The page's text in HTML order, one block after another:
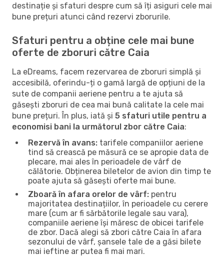
destinație și sfaturi despre cum să îți asiguri cele mai
bune prețuri atunci când rezervi zborurile.
Sfaturi pentru a obține cele mai bune
oferte de zboruri către Caia
La eDreams, facem rezervarea de zboruri simplă și
accesibilă, oferindu-ți o gamă largă de opțiuni de la
sute de companii aeriene pentru a te ajuta să
găsești zboruri de cea mai bună calitate la cele mai
bune prețuri. În plus, iată și 5 sfaturi utile pentru a
economisi bani la următorul zbor către Caia:
Rezervă în avans: tarifele companiilor aeriene
tind să crească pe măsură ce se apropie data de
plecare, mai ales în perioadele de vârf de
călătorie. Obținerea biletelor de avion din timp te
poate ajuta să găsești oferte mai bune.
Zboară în afara orelor de vârf: pentru
majoritatea destinațiilor, în perioadele cu cerere
mare (cum ar fi sărbătorile legale sau vara),
companiile aeriene își măresc de obicei tarifele
de zbor. Dacă alegi să zbori către Caia în afara
sezonului de vârf, șansele tale de a găsi bilete
mai ieftine ar putea fi mai mari.